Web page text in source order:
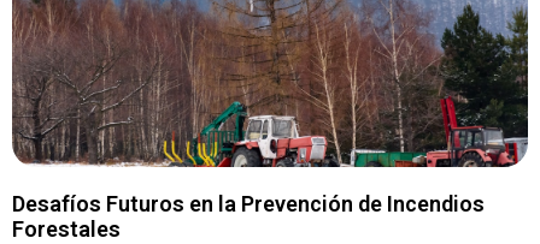
Desafíos Futuros en la Prevención de Incendios
Forestales